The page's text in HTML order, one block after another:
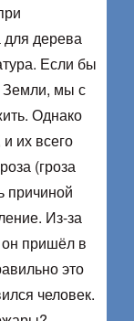
для дерева
Если бы
Земли, мы с
Однако
их всего
(гроза
причиной
Из-за
он пришёл в
это
человек.